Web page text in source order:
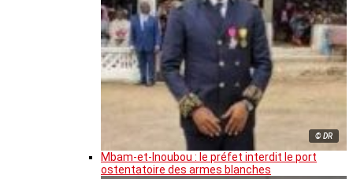
© DR
Mbam-et-Inoubou : le préfet interdit le port
ostentatoire des armes blanches